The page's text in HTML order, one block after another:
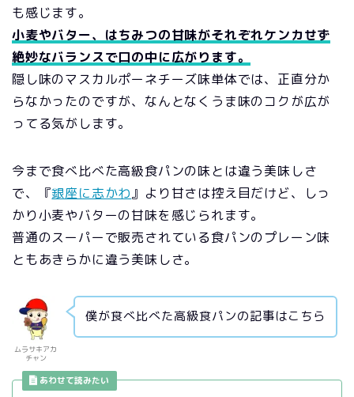
も感じます。
小麦やバター、はちみつの甘味がそれぞれケンカせず
絶妙なバランスで口の中に広がります。
隠し味のマスカルポーネチーズ味単体では、正直分か
らなかったのですが、なんとなくうま味のコクが広が
ってる気がします。
今まで食べ比べた高級食パンの味とは違う美味しさ
で、『銀座に志かわ』より甘さは控え目だけど、しっ
かり小麦やバターの甘味を感じられます。
普通のスーパーで販売されている食パンのプレーン味
ともあきらかに違う美味しさ。
ムラサキアカ
チャン
僕が食べ比べた高級食パンの記事はこちら